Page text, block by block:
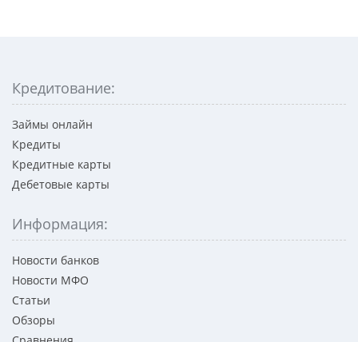
Кредитование:
Займы онлайн
Кредиты
Кредитные карты
Дебетовые карты
Информация:
Новости банков
Новости МФО
Статьи
Обзоры